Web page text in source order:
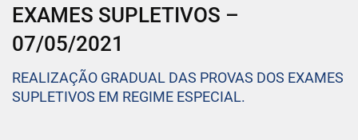
EXAMES SUPLETIVOS –
07/05/2021
REALIZAÇÃO GRADUAL DAS PROVAS DOS EXAMES
SUPLETIVOS EM REGIME ESPECIAL.